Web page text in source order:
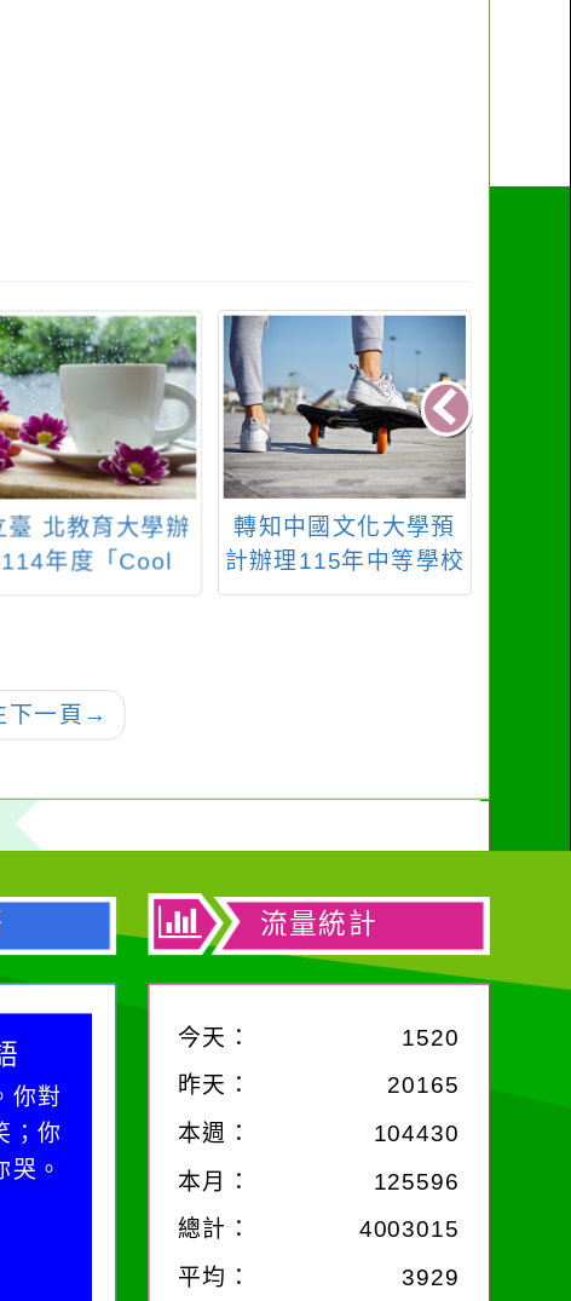
中國文化大學預
理115年中等學校
分班綜合活動領
轉知 114學年桃園市
立楊梅高中「國教署
補助精進高級中等學
教學運用」教師增能
下一頁 →
中，
，特
麗的
流量統計
今天：
1520
昨天：
20165
本週： 104430
本月：
125596
總計：
4003015
平均：
3929